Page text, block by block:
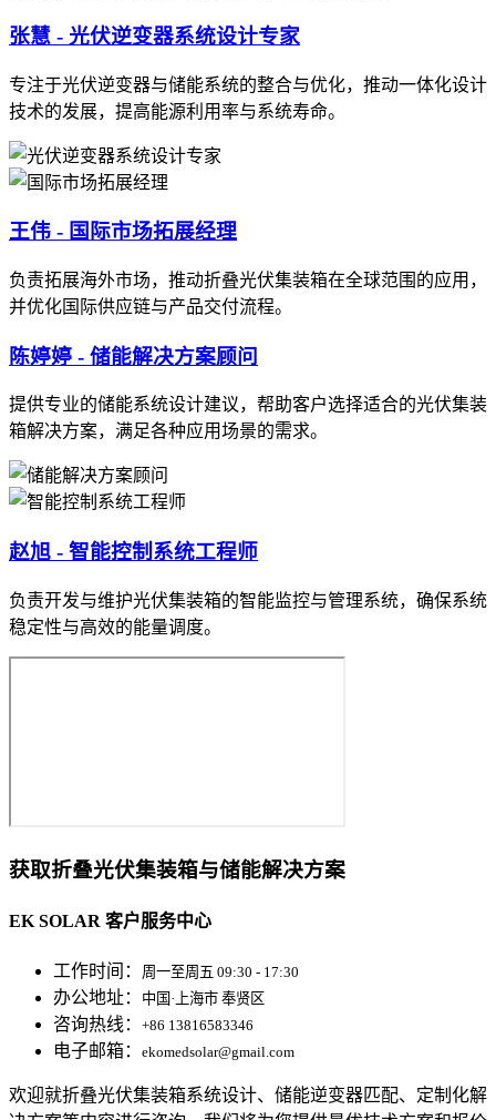
张慧 - 光伏逆变器系统设计专家
专注于光伏逆变器与储能系统的整合与优化，推动一体化设计
技术的发展，提高能源利用率与系统寿命。
王伟 - 国际市场拓展经理
负责拓展海外市场，推动折叠光伏集装箱在全球范围的应用，
并优化国际供应链与产品交付流程。
陈婷婷 - 储能解决方案顾问
提供专业的储能系统设计建议，帮助客户选择适合的光伏集装
箱解决方案，满足各种应用场景的需求。
赵旭 - 智能控制系统工程师
负责开发与维护光伏集装箱的智能监控与管理系统，确保系统
稳定性与高效的能量调度。
获取折叠光伏集装箱与储能解决方案
EK SOLAR 客户服务中心
工作时间： 周一至周五 09:30 - 17:30
办公地址： 中国·上海市 奉贤区
咨询热线： +86 13816583346
电子邮箱： ekomedsolar@gmail.com
欢迎就折叠光伏集装箱系统设计、储能逆变器匹配、定制化解